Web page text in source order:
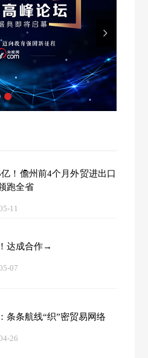
亿！儋州前4个月外贸进出口
跑全省
11
达成合作→
07
条条航线“织”密贸易网络
26